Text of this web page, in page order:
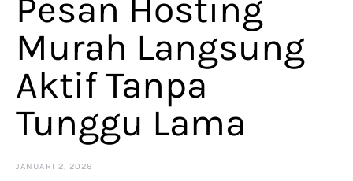
Pesan Hosting
Murah Langsung
Aktif Tanpa
Tunggu Lama
JANUARI 2, 2026